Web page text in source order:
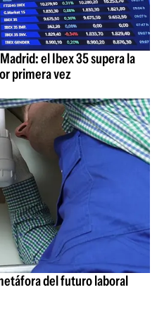
el Ibex 35 supera la
primera vez
del futuro laboral